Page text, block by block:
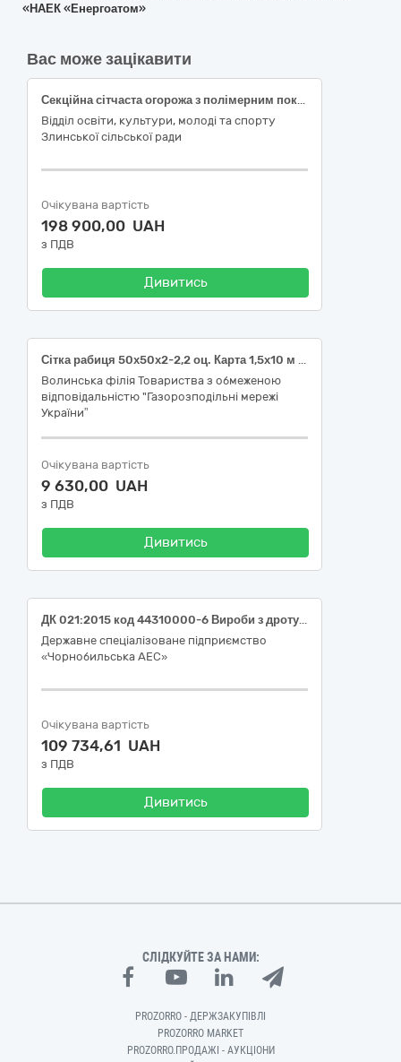
«НАЕК «Енергоатом»
Вас може зацікавити
Секційна сітчаста огорожа з полімерним покриттям та супутні вироби в асортименті за ДК 021:2015: 44310000-6 Вироби з дроту
Відділ освіти, культури, молоді та спорту
Злинської сільської ради
Очікувана вартість
198 900,00 UAH
з ПДВ
Дивитись
Сітка рабиця 50х50х2-2,2 оц. Карта 1,5х10 м 44310000-6 Вироби з дроту
Волинська філія Товариства з обмеженою
відповідальністю "Газорозподільні мережі
України”
Очікувана вартість
9 630,00 UAH
з ПДВ
Дивитись
ДК 021:2015 код 44310000-6 Вироби з дроту (Електроди для зварювання)
Державне спеціалізоване підприємство
«Чорнобильська АЕС»
Очікувана вартість
109 734,61 UAH
з ПДВ
Дивитись
СЛІДКУЙТЕ ЗА НАМИ:
PROZORRO - ДЕРЖЗАКУПІВЛІ
PROZORRO MARKET
PROZORRO.ПРОДАЖІ - АУКЦІОНИ